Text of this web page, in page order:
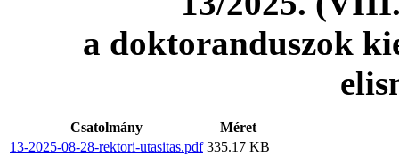
a doktoranduszok
Csatolmány
Méret
13-2025-08-28-rektori-utasitas.pdf 335.17 KB